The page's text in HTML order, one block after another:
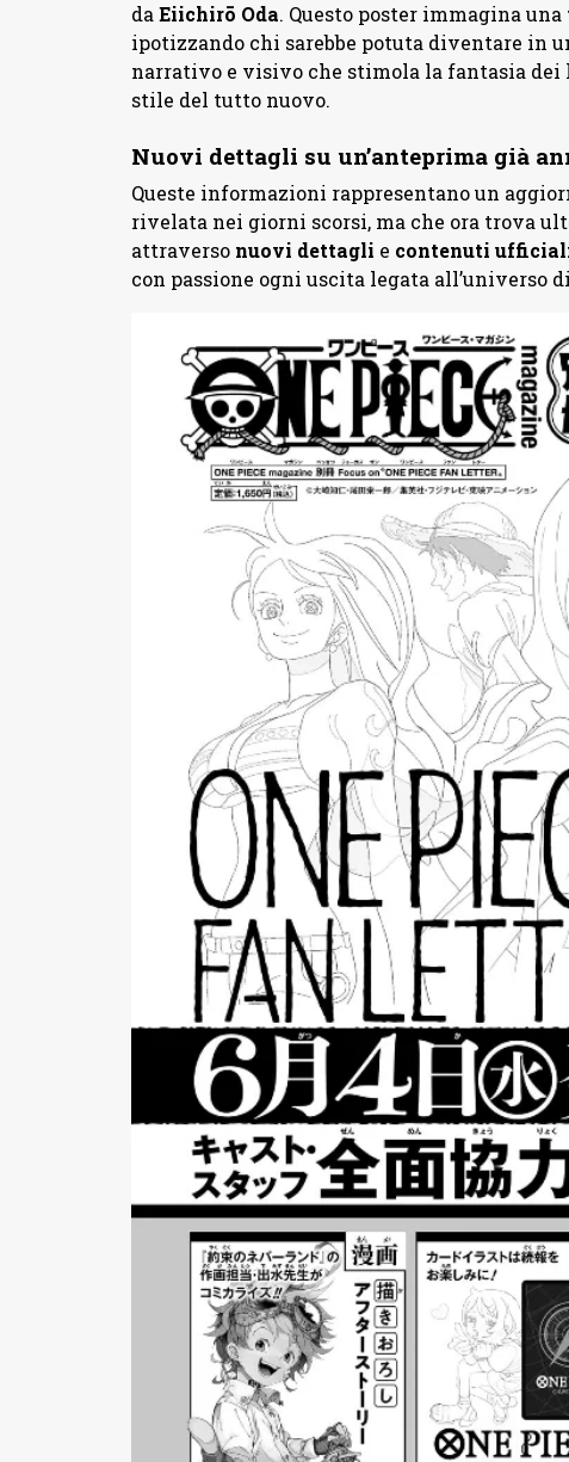
daEiichirō Oda. Questo poster immagina una
ipotizzando chi sarebbe potuta diventare in
narrativo e visivo che stimola la fantasia dei
stile del tutto nuovo.
Nuovi dettagli su un’anteprima già
Queste informazioni rappresentano un
rivelata nei giorni scorsi, ma che ora trova
attraverso nuovi dettagli e contenuti
con passione ogni uscita legata all’universo di